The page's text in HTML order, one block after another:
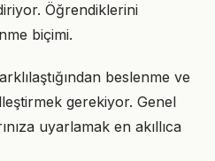
Öğrendiklerini
biçimi.
beslenme ve
gerekiyor. Genel
uyarlamak en akıllıca